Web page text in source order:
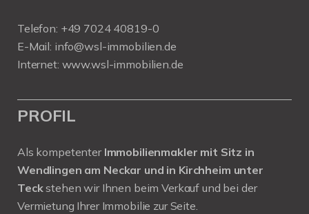
Telefon: +49 7024 40819-0
E-Mail: info@wsl-immobilien.de
Internet: www.wsl-immobilien.de
PROFIL
Als kompetenter Immobilienmakler mit Sitz in
Wendlingen am Neckar und in Kirchheim unter
Teckstehen wir Ihnen beim Verkauf und bei der
Vermietung Ihrer Immobilie zur Seite.